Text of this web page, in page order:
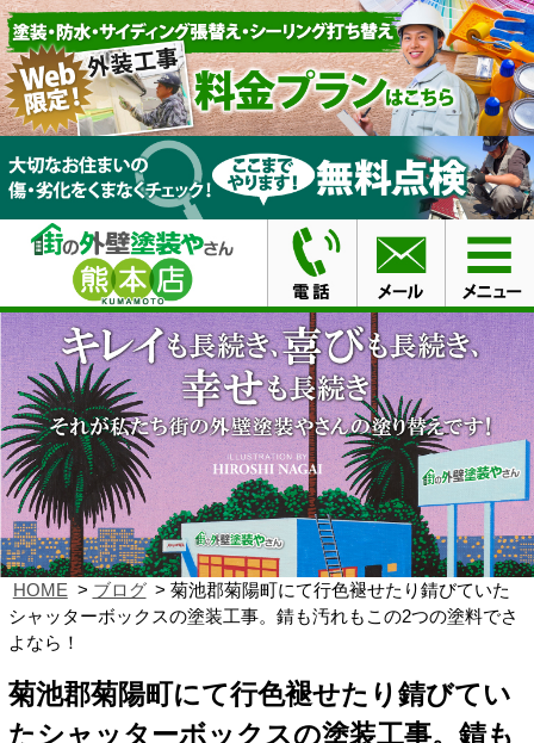
HOME ブログ
菊池郡菊陽町にて行色褪せたり錆びていた
シャッターボックスの塗装工事。錆も汚れもこの2つの塗料でさ
よなら！
菊池郡菊陽町にて行色褪せたり錆びてい
たシャッターボックスの塗装工事。錆も